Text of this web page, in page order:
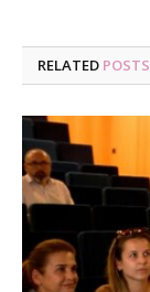
RELATED POSTS